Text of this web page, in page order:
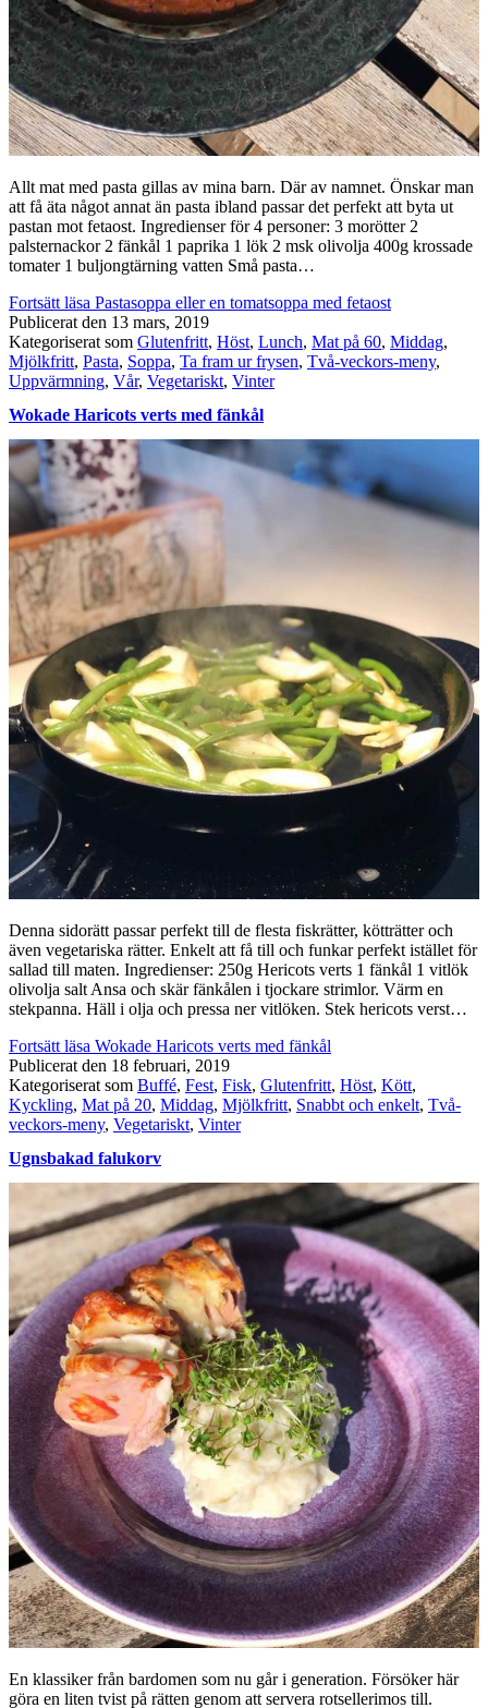
Allt mat med pasta gillas av mina barn. Där av namnet. Önskar man
att få äta något annat än pasta ibland passar det perfekt att byta ut
pastan mot fetaost. Ingredienser för 4 personer: 3 morötter 2
palsternackor 2 fänkål 1 paprika 1 lök 2 msk olivolja 400g krossade
tomater 1 buljongtärning vatten Små pasta…
Fortsätt läsa Pastasoppa eller en tomatsoppa med fetaost
Publicerat den 13 mars, 2019
Kategoriserat som Glutenfritt, Höst, Lunch, Mat på 60, Middag,
Mjölkfritt, Pasta, Soppa, Ta fram ur frysen, Två-veckors-meny,
Uppvärmning, Vår, Vegetariskt, Vinter
Wokade Haricots verts med fänkål
Denna sidorätt passar perfekt till de flesta fiskrätter, kötträtter och
även vegetariska rätter. Enkelt att få till och funkar perfekt istället för
sallad till maten. Ingredienser: 250g Hericots verts 1 fänkål 1 vitlök
olivolja salt Ansa och skär fänkålen i tjockare strimlor. Värm en
stekpanna. Häll i olja och pressa ner vitlöken. Stek hericots verst…
Fortsätt läsa Wokade Haricots verts med fänkål
Publicerat den 18 februari, 2019
Kategoriserat som Buffé, Fest, Fisk, Glutenfritt, Höst, Kött,
Kyckling, Mat på 20, Middag, Mjölkfritt, Snabbt och enkelt, Två-
veckors-meny, Vegetariskt, Vinter
Ugnsbakad falukorv
En klassiker från bardomen som nu går i generation. Försöker här
göra en liten tvist på rätten genom att servera rotsellerimos till.